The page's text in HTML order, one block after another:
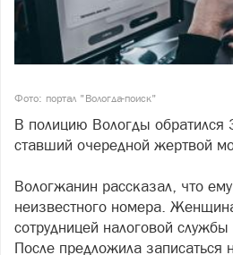
Фото: портал "Вологда-поиск"
В полицию Вологды обратился
ставший очередной жертвой
Вологжанин рассказал, что
неизвестного номера.
сотрудницей налоговой
После предложила записаться